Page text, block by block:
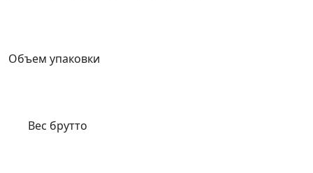
Объем упаковки
Вес брутто